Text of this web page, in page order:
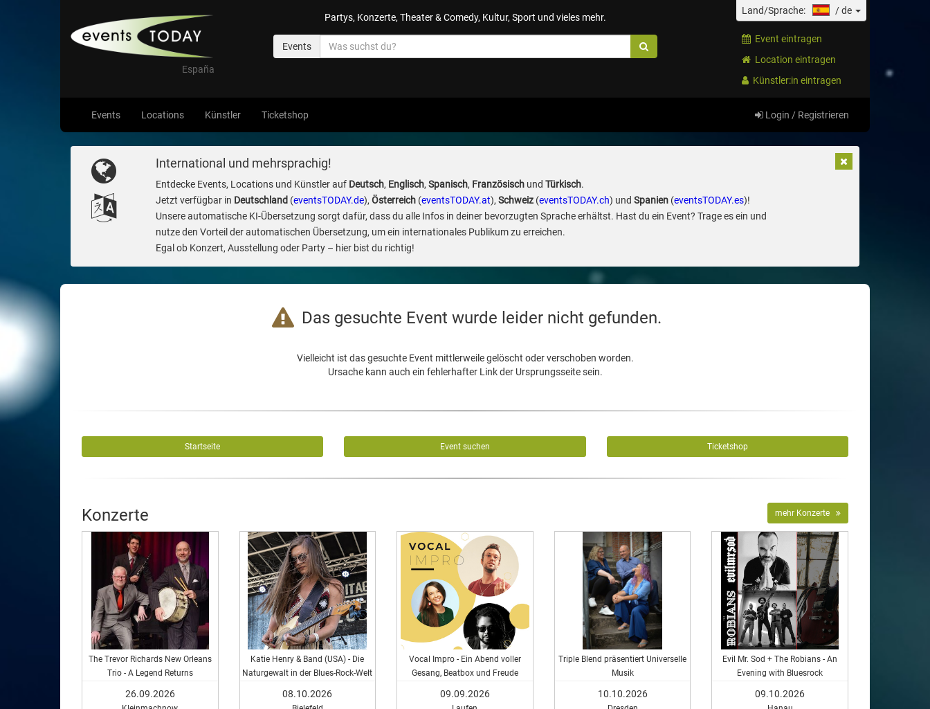
España
Partys, Konzerte, Theater & Comedy, Kultur, Sport und vieles mehr.
Events
Land/Sprache: /de
Event eintragen
Location eintragen
Künstler:in eintragen
Events Locations Künstler Ticketshop Login / Registrieren
International und mehrsprachig!
Entdecke Events, Locations und Künstler auf Deutsch, Englisch, Spanisch, Französischund Türkisch.
Jetzt verfügbar in Deutschland (eventsTODAY.de), Österreich(eventsTODAY.at), Schweiz(eventsTODAY.ch) und Spanien(eventsTODAY.es)!
Unsere automatische KI-Übersetzung sorgt dafür, dass du alle Infos in deiner bevorzugten Sprache erhältst. Hast du ein Event? Trage es ein und
nutze den Vorteil der automatischen Übersetzung, um ein internationales Publikum zu erreichen.
Egal ob Konzert, Ausstellung oder Party – hier bist du richtig!
Das gesuchte Event wurde leider nicht gefunden.
Vielleicht ist das gesuchte Event mittlerweile gelöscht oder verschoben worden.
Ursache kann auch ein fehlerhafter Link der Ursprungsseite sein.
Startseite Event suchen Ticketshop
Konzerte mehr Konzerte
The Trevor Richards New Orleans
Trio - A Legend Returns
26.09.2026
Katie Henry & Band (USA) - Die
Naturgewalt in der Blues-Rock-Welt
08.10.2026
Vocal Impro - Ein Abend voller
Gesang, Beatbox und Freude
09.09.2026
Triple Blend präsentiert Universelle
Musik
10.10.2026
Evil Mr. Sod + The Robians - An
Evening with Bluesrock
09.10.2026